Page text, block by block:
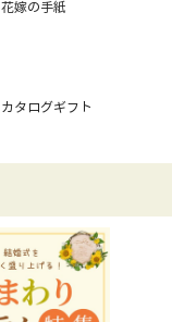
花嫁の手紙
カタログギフト